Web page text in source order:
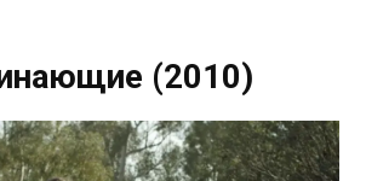
(2010)